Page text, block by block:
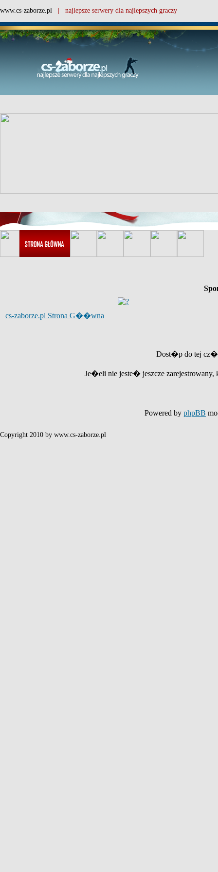
www.cs-zaborze.pl | najlepsze serwery dla najlepszych graczy
cs-zaborze.pl Strona G��wna
Dost�p do tej
Je�eli nie jeste� jeszcze
Powered by phpBB
Copyright 2010 by www.cs-zaborze.pl